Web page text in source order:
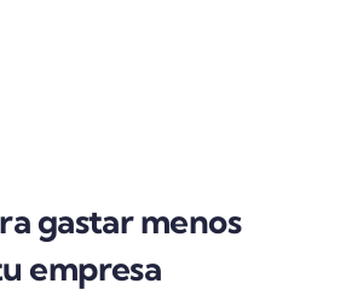
gastar menos
empresa